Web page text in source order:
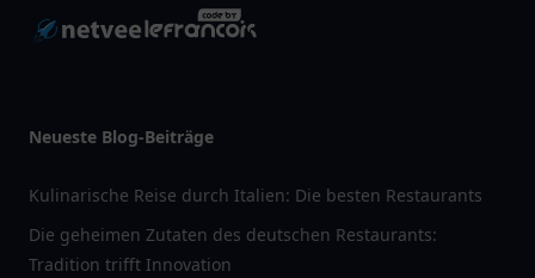
Neueste Blog-Beiträge
Kulinarische Reise durch Italien: Die besten Restaurants
Die geheimen Zutaten des deutschen Restaurants:
Tradition trifft Innovation